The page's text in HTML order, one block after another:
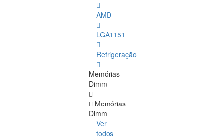
AMD
LGA1151
Refrigeração
Memórias
Dimm
Memórias
Dimm
Ver
todos